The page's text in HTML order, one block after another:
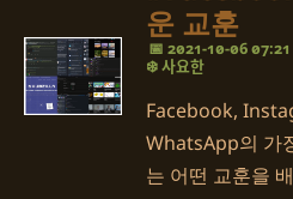
운 교훈
📅 2021-10-06 07:21
❄️ 사요한
Facebook,
WhatsApp의 가
는 어떤 교훈을